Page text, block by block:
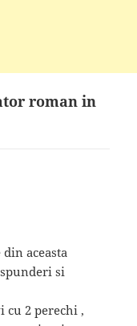
roman in
aceasta
si
cu 2 perechi ,